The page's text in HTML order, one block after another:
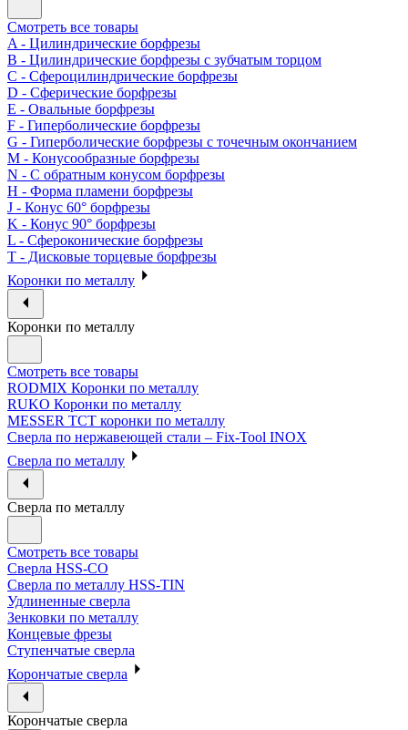
Смотреть все товары
A - Цилиндрические борфрезы
B - Цилиндрические борфрезы с зубчатым торцом
C - Сфероцилиндрические борфрезы
D - Сферические борфрезы
E - Овальные борфрезы
F - Гиперболические борфрезы
G - Гиперболические борфрезы с точечным окончанием
M - Конусообразные борфрезы
N - С обратным конусом борфрезы
H - Форма пламени борфрезы
J - Конус 60° борфрезы
K - Конус 90° борфрезы
L - Сфероконические борфрезы
T - Дисковые торцевые борфрезы
Коронки по металлу
Коронки по металлу
Смотреть все товары
RODMIX Коронки по металлу
RUKO Коронки по металлу
MESSER ТСТ коронки по металлу
Сверла по нержавеющей стали – Fix-Tool INOX
Сверла по металлу
Сверла по металлу
Смотреть все товары
Сверла HSS-CO
Сверла по металлу HSS-TIN
Удлиненные сверла
Зенковки по металлу
Концевые фрезы
Ступенчатые сверла
Корончатые сверла
Корончатые сверла